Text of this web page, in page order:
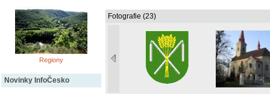
Regiony
Novinky InfoČesko
Fotografie (23)